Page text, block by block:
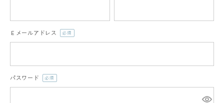
Ｅメールアドレス
(必
パスワード
(必